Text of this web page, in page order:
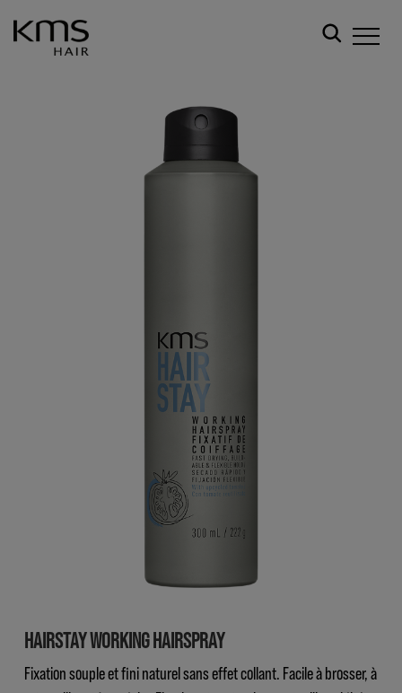
HAIRSTAY WORKING HAIRSPRAY
Fixation souple et fini naturel sans effet collant. Facile à brosser, à